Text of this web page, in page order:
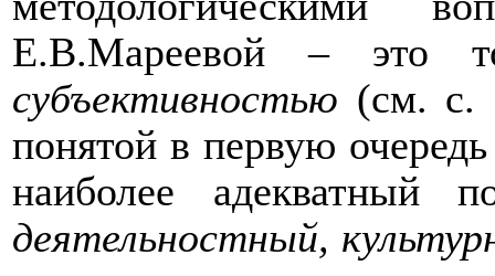
Е.В.Мареевой – это
субъективностью (см. с.
понятой в первую
наиболее адекватный
деятельностный,